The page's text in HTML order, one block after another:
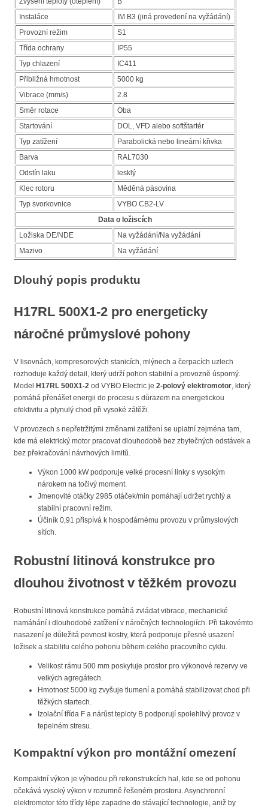
Instaláce
IM B3 (jiná provedení na vyžádání)
Provozní režim
S1
Třída ochrany
IP55
Typ chlazení
IC411
Přibližná hmotnost
5000 kg
Vibrace (mm/s)
2.8
Směr rotace
Oba
Startování
DOL, VFD alebo softštartér
Typ zatížení
Parabolická nebo lineární křivka
Barva
RAL7030
Odstín laku
lesklý
Klec rotoru
Měděná pásovina
Typ svorkovnice
VYBO CB2-LV
Data o ložiscích
Ložiska DE/NDE
Na vyžádání/Na vyžádání
Mazivo
Na vyžádání
Dlouhý popis produktu
H17RL 500X1-2 pro energeticky
náročné průmyslové pohony
V lisovnách, kompresorových stanicích, mlýnech a čerpacích uzlech
rozhoduje každý detail, který udrží pohon stabilní a provozně úsporný.
Model
H17RL 500X1-2 od VYBO Electric je 2-polový elektromotor, který
pomáhá přenášet energii do procesu s důrazem na energetickou
efektivitu a plynulý chod při vysoké zátěži.
V provozech s nepřetržitými změnami zatížení se uplatní zejména tam,
kde má elektrický motor pracovat dlouhodobě bez zbytečných odstávek a
bez překračování návrhových limitů.
Výkon 1000 kW podporuje velké procesní linky s vysokým
nárokem na točivý moment.
Jmenovité otáčky 2985 otáček/min pomáhají udržet rychlý a
stabilní pracovní režim.
Účiník 0,91 přispívá k hospodárnému provozu v průmyslových
sítích.
Robustní litinová konstrukce pro
dlouhou životnost v těžkém provozu
Robustní litinová konstrukce pomáhá zvládat vibrace, mechanické
namáhání i dlouhodobé zatížení v náročných technologiích. Při takovémto
nasazení je důležitá pevnost kostry, která podporuje přesné usazení
ložisek a stabilitu celého pohonu během celého pracovního cyklu.
Velikost rámu 500 mm poskytuje prostor pro výkonové rezervy ve
velkých agregátech.
Hmotnost 5000 kg zvyšuje tlumení a pomáhá stabilizovat chod při
těžkých startech.
Izolační třída F a nárůst teploty B podporují spolehlivý provoz v
tepelném stresu.
Kompaktní výkon pro montážní omezení
Kompaktní výkon je výhodou při rekonstrukcích hal, kde se od pohonu
očekává vysoký výkon v rozumně řešeném prostoru. Asynchronní
elektromotor této třídy lépe zapadne do stávající technologie, aniž by